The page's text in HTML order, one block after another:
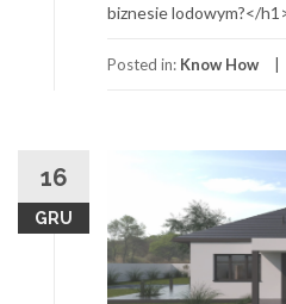
biznesie lodowym?</
Posted in: Know How
16
GRU